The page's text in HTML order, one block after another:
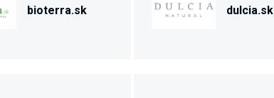
bioterra.sk dulcia.sk